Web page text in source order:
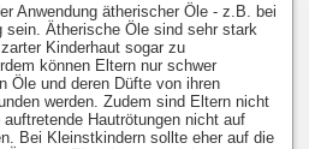
Anwendung ätherischer Öle - z.B. bei
sein. Ätherische Öle sind sehr stark
Kinderhaut sogar zu
können Eltern nur schwer
Öle und deren Düfte von ihren
werden. Zudem sind Eltern nicht
Hautrötungen nicht auf
Bei Kleinstkindern sollte eher auf die